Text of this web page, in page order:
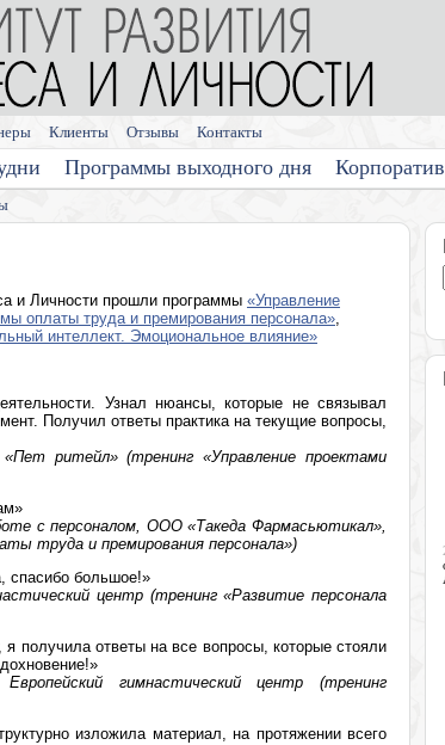
Программы выходного дня
Клиенты Отзывы Контакты
и Личности прошли программы «Управление
оплаты труда и премирования персонала»,
интеллект. Эмоциональное влияние»
Узнал нюансы, которые не связывал
Получил ответы практика на текущие вопросы,
ритейл» (тренинг «Управление проектами
с персоналом, ООО «Такеда Фармасьютикал»,
труда и премирования персонала»)
спасибо большое!»
центр (тренинг «Развитие персонала
получила ответы на все вопросы, которые стояли
гимнастический центр (тренинг
изложила материал, на протяжении всего